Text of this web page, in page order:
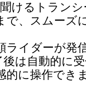
けるトラン
で、スムーズ
ライダーが発
は自動的に
的に操作でき